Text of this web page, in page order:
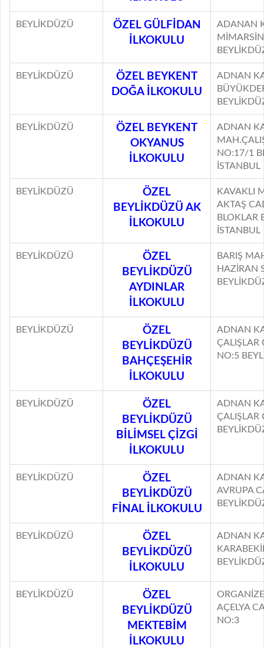
BEYLİKDÜZÜ
ÖZEL GÜLFİDAN
İLKOKULU
ADANAN
BEYLİKDÜZÜ
ÖZEL BEYKENT
DOĞA İLKOKULU
ADNAN
BEYLİKDÜZÜ
ÖZEL BEYKENT
OKYANUS
İLKOKULU
ADNAN
NO:17/1
İSTANBUL
BEYLİKDÜZÜ
ÖZEL
BEYLİKDÜZÜ AK
İLKOKULU
KAVAKLI
AKTAŞ
BLOKLAR
İSTANBUL
BEYLİKDÜZÜ
ÖZEL
BEYLİKDÜZÜ
AYDINLAR
İLKOKULU
BARIŞ
HAZİRAN
BEYLİKDÜZÜ
ÖZEL
BEYLİKDÜZÜ
BAHÇEŞEHİR
İLKOKULU
ADNAN
ÇALIŞLAR
NO:5
BEYLİKDÜZÜ
ÖZEL
BEYLİKDÜZÜ
BİLİMSEL ÇİZGİ
İLKOKULU
ADNAN
ÇALIŞLAR
BEYLİKDÜZÜ
ÖZEL
BEYLİKDÜZÜ
FİNAL İLKOKULU
ADNAN
AVRUPA
BEYLİKDÜZÜ
ÖZEL
BEYLİKDÜZÜ
İLKOKULU
ADNAN
BEYLİKDÜZÜ
ÖZEL
BEYLİKDÜZÜ
MEKTEBİM
İLKOKULU
AÇELYA
NO:3